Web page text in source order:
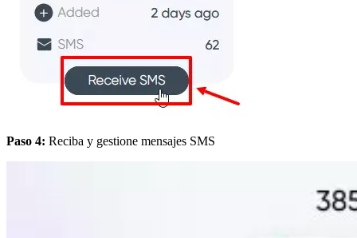
Paso 4: Reciba y gestione mensajes SMS